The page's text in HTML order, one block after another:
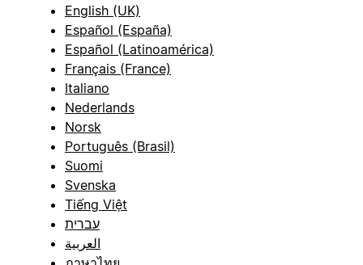
English (UK)
Español (España)
Español (Latinoamérica)
Français (France)
Italiano
Nederlands
Norsk
Português (Brasil)
Suomi
Svenska
Tiếng Việt
עברית
العربية